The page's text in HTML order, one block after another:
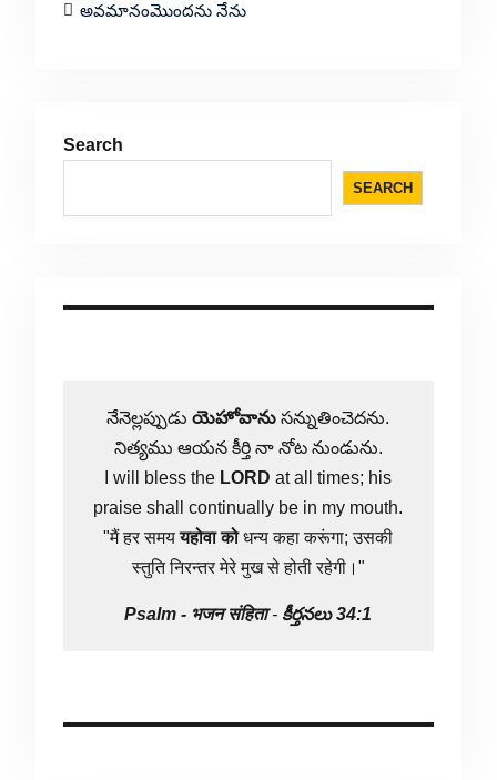
అవమానంమొందను నేను
Search
SEARCH
నేనెల్లప్పుడుయెహోవాను సన్నుతించెదను.
నిత్యము ఆయన కీర్తి నా నోట నుండును.
I will bless the LORD at all times; his
praise shall continually be in my mouth.
"मैं हर समययहोवा कोधन्य कहा करूंगा; उसकी
स्तुति निरन्तर मेरे मुख से होती रहेगी।"
Psalm - भजन संहिता- కీర్తనలు 34:1